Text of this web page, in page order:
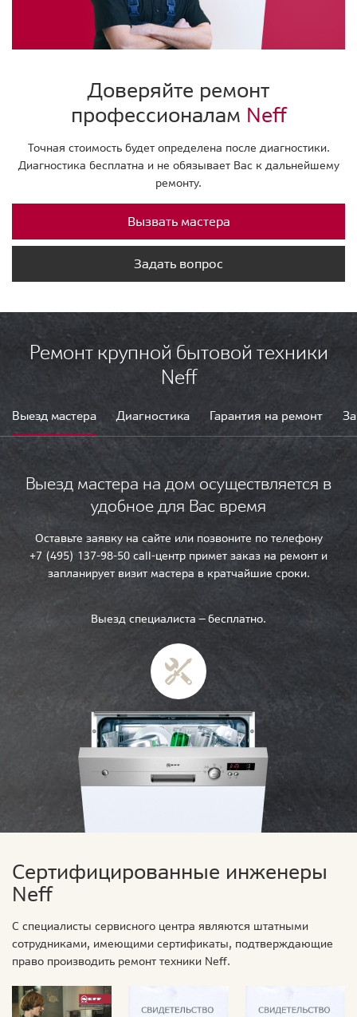
Доверяйте ремонт
профессионалам Neff
Точная стоимость будет определена после диагностики.
Диагностика бесплатна и не обязывает Вас к дальнейшему
ремонту.
Вызвать мастера
Задать вопрос
Ремонт крупной бытовой техники
Neff
Выезд мастера Диагностика Гарантия на ремонт
Выезд мастера на дом осуществляется в
удобное для Вас время
Оставьте заявку на сайте или позвоните по телефону
+7 (495) 137-98-50 call-центр примет заказ на ремонт и
запланирует визит мастера в кратчайшие сроки.
Выезд специалиста — бесплатно.
Сертифицированные инженеры
Neff
С специалисты сервисного центра являются штатными
сотрудниками, имеющими сертификаты, подтверждающие
право производить ремонт техники Neff.